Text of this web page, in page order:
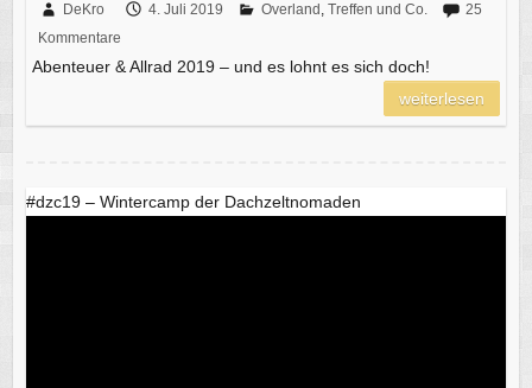
DeKro 4. Juli 2019 Overland , Treffen und Co.
25
Kommentare
Abenteuer & Allrad 2019 – und es lohnt es sich doch!
weiterlesen
#dzc19 – Wintercamp der Dachzeltnomaden